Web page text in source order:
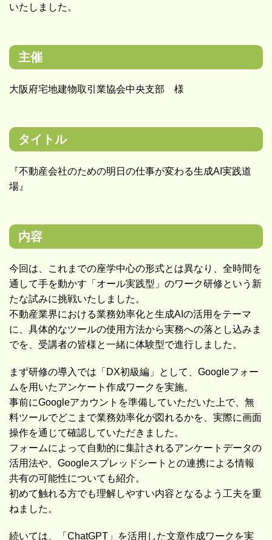
いたしました。
主催
大阪府宅地建物取引業協会中央支部 様
タイトル
『不動産会社のための明日の仕事が変わる生成AI実践道
場』
内容
今回は、これまでの座学中心の形式とは異なり、全時間を
通して手を動かす「オール実践型」のワーク研修という新
たな試みに挑戦いたしました。
不動産業界における業務効率化と生成AIの活用をテーマ
に、具体的なツールの使用方法から実務への落とし込みま
でを、受講者の皆様と一緒に体験型で進行しました。
まず研修の導入では「DX初級編」として、Googleフォー
ムを用いたアンケート作成ワークを実施。
事前にGoogleアカウントを準備していただいた上で、無
料ツールでどこまで業務効率化が図れるかを、実際に画面
操作を通じて確認していただきました。
フォームによって自動的に集計されるアンケートデータの
活用法や、Googleスプレッドシートとの連携による情報
共有の可能性についても紹介。
初めて触れる方でも理解しやすい内容となるよう工夫を重
ねました。
続いては、「ChatGPT」を活用した文章作成ワークを実